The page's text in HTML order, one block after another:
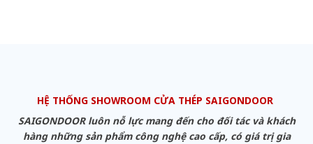
HỆ THỐNG SHOWROOM CỬA THÉP SAIGONDOOR
SAIGONDOOR luôn nỗ lực mang đến cho đối tác và khách
hàng những sản phẩm công nghệ cao cấp, có giá trị gia